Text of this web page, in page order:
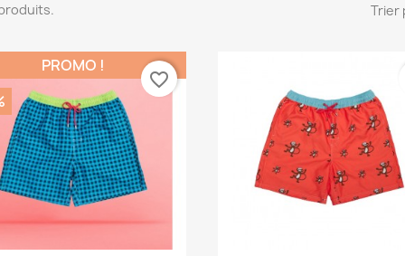
Trier
PROMO !
favorite_border